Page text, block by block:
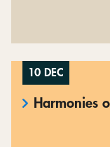
10 DEC
Harmonies